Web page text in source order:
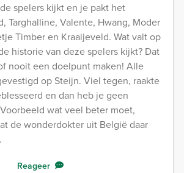
spelers kijkt en je pakt het
Targhalline, Valente, Hwang, Moder
Timber en Kraaijeveld. Wat valt op
historie van deze spelers kijkt? Dat
nooit een doelpunt maken! Alle
op Steijn. Viel tegen, raakte
en dan heb je geen
wat veel beter moet,
de wonderdokter uit België daar
Reageer